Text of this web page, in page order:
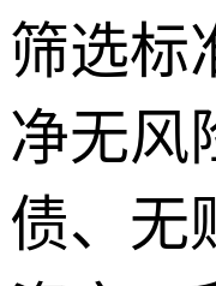
筛选标
净无风
债、无